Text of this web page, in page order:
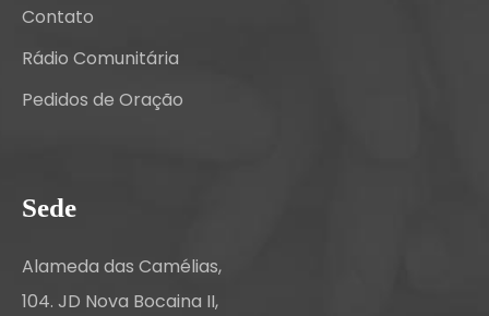
Contato
Rádio Comunitária
Pedidos de Oração
Sede
Alameda das Camélias,
104. JD Nova Bocaina II,